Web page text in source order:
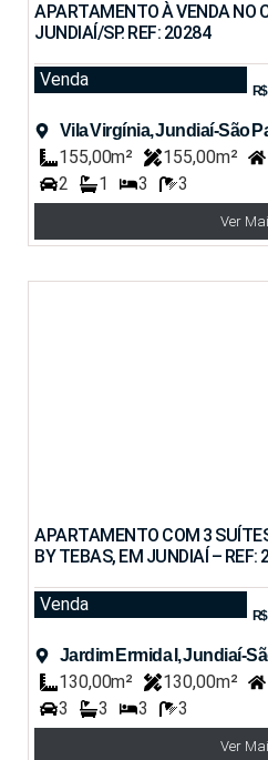
APARTAMENTO À VENDA NO
JUNDIAÍ/SP. REF: 20284
Venda
R$
Vila Virgínia, Jundiaí-São
155,00m² 155,00m²
2
1 3 3
Ver
APARTAMENTO COM 3
BY TEBAS, EM JUNDIAÍ – REF:
Venda
R$
Jardim Ermida I, Jundiaí-
130,00m² 130,00m²
3
3 3 3
Ver